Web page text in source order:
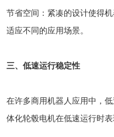
节省空间：紧凑的设计使得
适应不同的应用场景。
三、低速运行稳定性
在许多商用机器人应用中，
体化轮毂电机在低速运行时